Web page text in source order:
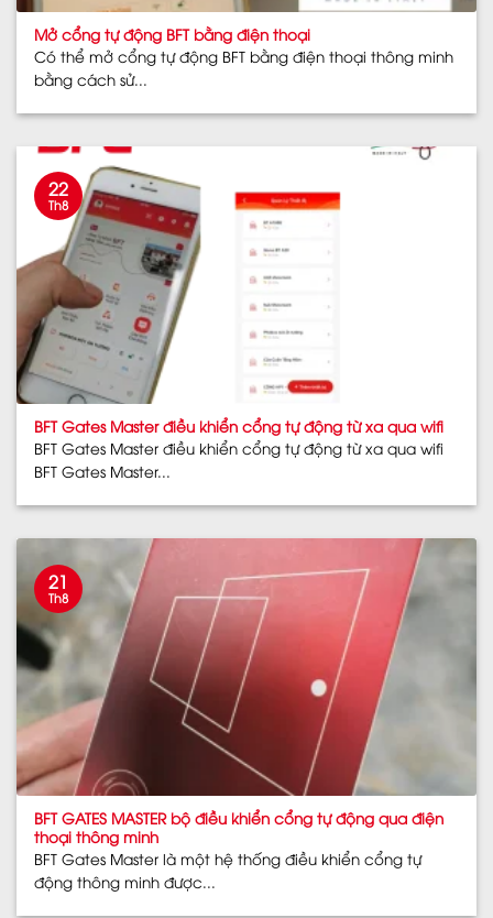
Mở cổng tự động BFT bằng điện thoại
Có thể mở cổng tự động BFT bằng điện thoại thông minh
bằng cách sử...
BFT Gates Master điều khiển cổng tự động từ xa qua wifi
BFT Gates Master điều khiển cổng tự động từ xa qua wifi
BFT Gates Master...
22
Th8
BFT GATES MASTER bộ điều khiển cổng tự động qua điện
thoại thông minh
BFT Gates Master là một hệ thống điều khiển cổng tự
động thông minh được...
21
Th8